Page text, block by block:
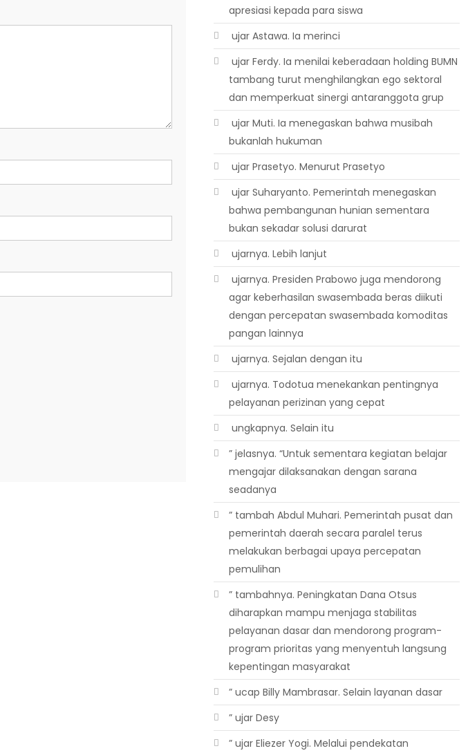
apresiasi kepada para siswa
 ujar Astawa. Ia merinci
 ujar Ferdy. Ia menilai keberadaan holding BUMN
tambang turut menghilangkan ego sektoral
dan memperkuat sinergi antaranggota grup
 ujar Muti. Ia menegaskan bahwa musibah
bukanlah hukuman
 ujar Prasetyo. Menurut Prasetyo
 ujar Suharyanto. Pemerintah menegaskan
bahwa pembangunan hunian sementara
bukan sekadar solusi darurat
 ujarnya. Lebih lanjut
 ujarnya. Presiden Prabowo juga mendorong
agar keberhasilan swasembada beras diikuti
dengan percepatan swasembada komoditas
pangan lainnya
 ujarnya. Sejalan dengan itu
 ujarnya. Todotua menekankan pentingnya
pelayanan perizinan yang cepat
 ungkapnya. Selain itu
” jelasnya. “Untuk sementara kegiatan belajar
mengajar dilaksanakan dengan sarana
seadanya
” tambah Abdul Muhari. Pemerintah pusat dan
pemerintah daerah secara paralel terus
melakukan berbagai upaya percepatan
pemulihan
” tambahnya. Peningkatan Dana Otsus
diharapkan mampu menjaga stabilitas
pelayanan dasar dan mendorong program-
program prioritas yang menyentuh langsung
kepentingan masyarakat
” ucap Billy Mambrasar. Selain layanan dasar
” ujar Desy
” ujar Eliezer Yogi. Melalui pendekatan